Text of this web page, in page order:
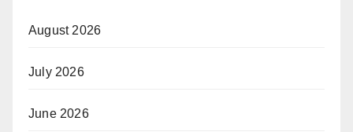
August 2026
July 2026
June 2026